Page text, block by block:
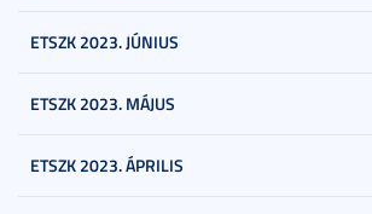
ETSZK 2023. JÚNIUS
ETSZK 2023. MÁJUS
ETSZK 2023. ÁPRILIS